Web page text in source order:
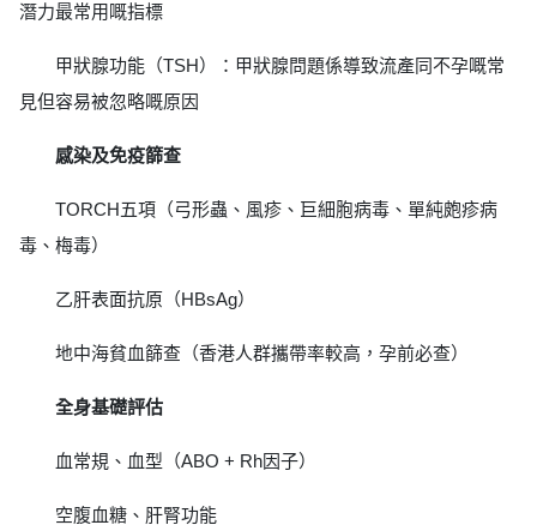
潛力最常用嘅指標
甲狀腺功能（TSH）：甲狀腺問題係導致流產同不孕嘅常
見但容易被忽略嘅原因
感染及免疫篩查
TORCH五項（弓形蟲、風疹、巨細胞病毒、單純皰疹病
毒、梅毒）
乙肝表面抗原（HBsAg）
地中海貧血篩查（香港人群攜帶率較高，孕前必查）
全身基礎評估
血常規、血型（ABO + Rh因子）
空腹血糖、肝腎功能